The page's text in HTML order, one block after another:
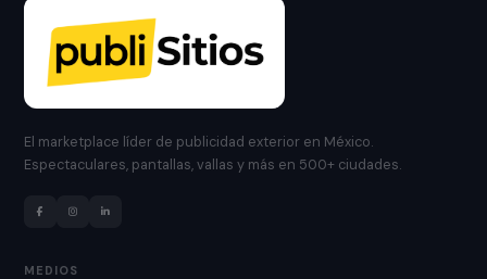
El marketplace líder de publicidad exterior en México.
Espectaculares, pantallas, vallas y más en 500+ ciudades.
MEDIOS